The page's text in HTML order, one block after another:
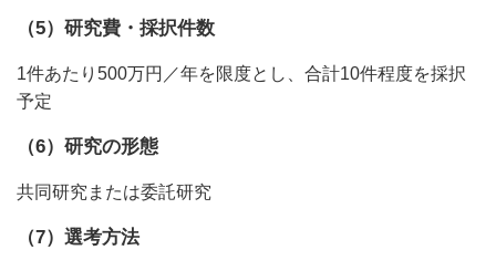
（5）研究費・採択件数
1件あたり500万円／年を限度とし、合計10件程度を採択
予定
（6）研究の形態
共同研究または委託研究
（7）選考方法